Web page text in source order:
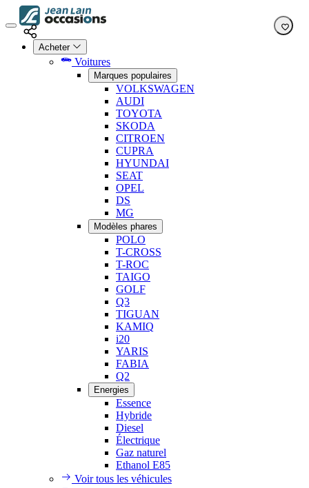
Acheter
Voitures
Marques populaires
VOLKSWAGEN
AUDI
TOYOTA
SKODA
CITROEN
CUPRA
HYUNDAI
SEAT
OPEL
DS
MG
Modèles phares
POLO
T-CROSS
T-ROC
TAIGO
GOLF
Q3
TIGUAN
KAMIQ
i20
YARIS
FABIA
Q2
Energies
Essence
Hybride
Diesel
Électrique
Gaz naturel
Ethanol E85
Voir tous les véhicules